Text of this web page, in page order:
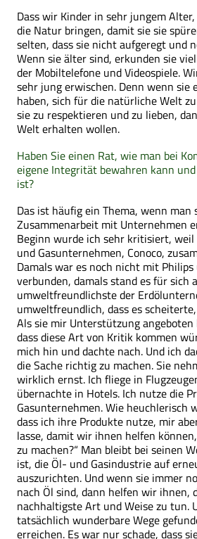
Dass wir Kinder in sehr jungem
die Natur bringen, damit sie sie
selten, dass sie nicht aufgeregt und
Wenn sie älter sind, erkunden sie
der Mobiltelefone und Videospiele.
sehr jung erwischen. Denn wenn sie
haben, sich für die natürliche Welt
sie zu respektieren und zu lieben,
Welt erhalten wollen.
Haben Sie einen Rat, wie man bei
eigene Integrität bewahren kann
ist?
Das ist häufig ein Thema, wenn man
Zusammenarbeit mit Unternehmen
Beginn wurde ich sehr kritisiert,
und Gasunternehmen, Conoco,
Damals war es noch nicht mit
verbunden, damals stand es für sich
umweltfreundlichste der
umweltfreundlich, dass es
Als sie mir Unterstützung angeboten
dass diese Art von Kritik kommen
mich hin und dachte nach. Und ich
die Sache richtig zu machen. Sie
wirklich ernst. Ich fliege in
übernachte in Hotels. Ich nutze die
Gasunternehmen. Wie heuchlerisch
dass ich ihre Produkte nutze, mir
lasse, damit wir ihnen helfen
zu machen?“ Man bleibt bei seinen
ist, die Öl- und Gasindustrie auf
auszurichten. Und wenn sie immer
nach Öl sind, dann helfen wir ihnen,
nachhaltigste Art und Weise zu tun.
tatsächlich wunderbare Wege
erreichen. Es war nur schade, dass